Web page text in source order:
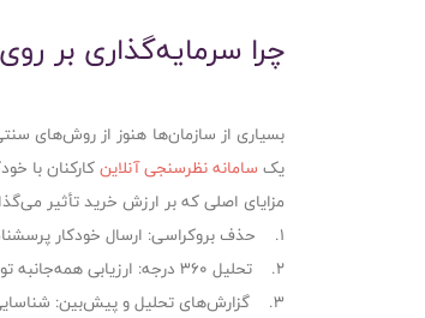
چرا سرمایه‌گذاری بر
بسیاری از سازمان‌ها هنوز از روش‌های
یک سامانه نظرسنجی آنلاینکارکنان با
مزایای اصلی که بر ارزش خرید تأثیر
1. حذف بروکراسی: ارسال خودکار پرسشنامه‌ها و جمع‌آوری لحظه‌ای پاسخ‌ها.
2. تحلیل ۳۶۰ درجه: ارزیابی همه‌جانبه توسط همکاران، مدیران و زیردستان.
3. گزارش‌های تحلیل و پیش‌بین: شناسایی نقاط قوت و ضعف تیم پیش از بروز بحران.